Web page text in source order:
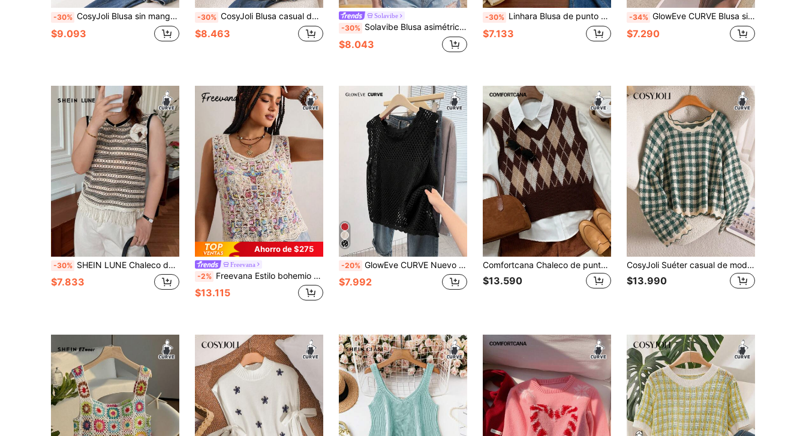
-30% CosyJoli Blusa sin mangas de punto a rayas para mujer talla grande, elegante y casual para uso diario y vacaciones, ajustada
$9.093
-30% CosyJoli Blusa casual de punto holgada con cuello polo, a rayas y contraste de color, con bordado de mariposa, para mujer de talla grande, para verano
$8.463
Solavibe
-30% Solavibe Blusa asimétrica de hombro de rayas de ganchillo de estilo retro casual de vacaciones para mujer
$8.043
-30% Linhara Blusa de punto sin mangas con escote en V y calado, unicolor, informal, talla grande
$7.133
-34% GlowEve CURVE Blusa sin mangas de punto con lazo calado, casual para primavera/verano
$7.290
-30% SHEIN LUNE Chaleco de punto con bloques de color, rayas y flecos en el bajo, para ropa escolar de talla grande
$7.833
Ahorro de $275
Freevana
-2% Freevana Estilo bohemio de vacaciones para mujer | Top de punto calado con flores de colores en estilo crochet - Blusa holgada sin mangas de cuello redondo con estilo vintage como prenda de abrigo
$13.115
-20% GlowEve CURVE Nuevo chaleco de punto hueco con decoración de corazón rojo lindo, patrón floral 3D, versátil y transpirable, para el Día de San Valentín de la primavera temprana para mujeres
$7.992
Comfortcana Chaleco de punto de talla grande para la temporada de regreso a la escuela, estilo preppy elegante de los 90 y 80, vintage con estampado de rombos, top para fiesta y formal, color marrón chocolate, verano, Día del Maestro
$13.590
CosyJoli Suéter casual de moda con cuello redondo y estampado a cuadros para mujer talla grande, invierno
$13.990